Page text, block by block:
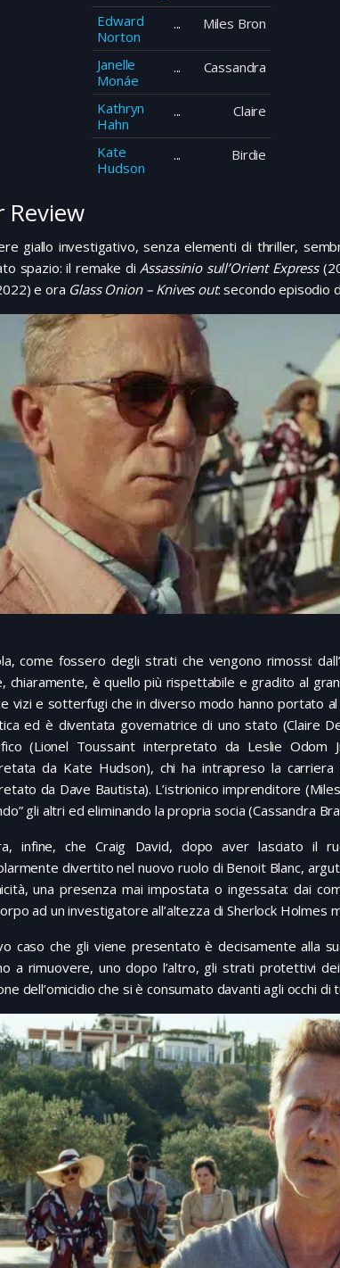
Edward
Norton
Miles Bron
Janelle
Monáe
Cassandra
Kathryn
Hahn
Claire
Kate
Hudson
Birdie
Review
giallo investigativo, senza elementi di thriller,
spazio: il remake diAssassinio sull’Orient Express
e ora Glass Onion – Knives out: secondo episodio
come fossero degli strati che vengono rimossi:
chiaramente, è quello più rispettabile e gradito al
vizi e sotterfugi che in diverso modo hanno portato
ed è diventata governatrice di uno stato (Claire
(Lionel Toussaint interpretato da Leslie
da Kate Hudson), chi ha intrapreso la carriera
da Dave Bautista). L’istrionico imprenditore
gli altri ed eliminando la propria socia (Cassandra
infine, che Craig David, dopo aver lasciato il
divertito nel nuovo ruolo di Benoit Blanc,
una presenza mai impostata o ingessata: dai
ad un investigatore all’altezza di Sherlock Holmes
caso che gli viene presentato è decisamente alla
a rimuovere, uno dopo l’altro, gli strati protettivi
dell’omicidio che si è consumato davanti agli occhi di